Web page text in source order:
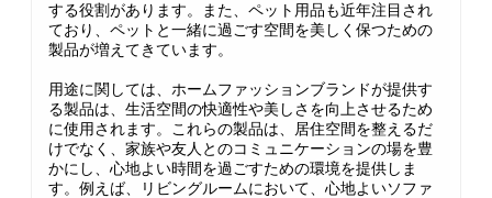
する役割があります。また、ペット用品も近年注目され
ており、ペットと一緒に過ごす空間を美しく保つための
製品が増えてきています。
用途に関しては、ホームファッションブランドが提供す
る製品は、生活空間の快適性や美しさを向上させるため
に使用されます。これらの製品は、居住空間を整えるだ
けでなく、家族や友人とのコミュニケーションの場を豊
かにし、心地よい時間を過ごすための環境を提供しま
す。例えば、リビングルームにおいて、心地よいソファ